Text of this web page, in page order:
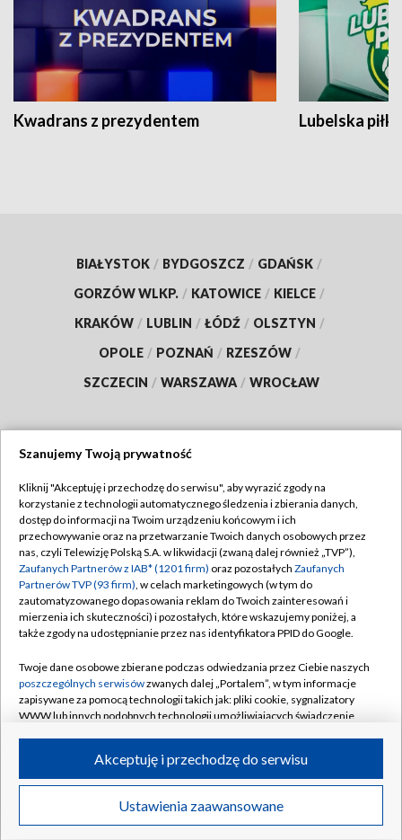
Kwadrans z prezydentem Lubelska piłka
BIAŁYSTOK / BYDGOSZCZ / GDAŃSK /
GORZÓW WLKP. / KATOWICE / KIELCE /
KRAKÓW / LUBLIN / ŁÓDŹ / OLSZTYN /
OPOLE / POZNAŃ / RZESZÓW /
SZCZECIN / WARSZAWA / WROCŁAW
TVP
Abonament TVP
Emisja w TVP
Centrum informacji TVP
Naziemna Telewizja Cyfrowa
Rada Programowa
System NOS
Informacje o nadawcy
Program dla prasy
Ogłoszenie przetargowe
Regulamin TVP
Polityka prywatności
Moje zgody
Pomoc
Kontakt
Kanały
©2026 Telewizja Polska S.A. w likwidacji
Szanujemy Twoją prywatność
Kliknij "Akceptuję i przechodzę do serwisu", aby wyrazić zgody na
korzystanie z technologii automatycznego śledzenia i zbierania danych,
dostęp do informacji na Twoim urządzeniu końcowym i ich
przechowywanie oraz na przetwarzanie Twoich danych osobowych przez
nas, czyli Telewizję Polską S.A. w likwidacji (zwaną dalej również „TVP”),
Zaufanych Partnerów z IAB* (1201 firm) oraz pozostałych Zaufanych
Partnerów TVP (93 firm), w celach marketingowych (w tym do
zautomatyzowanego dopasowania reklam do Twoich zainteresowań i
mierzenia ich skuteczności) i pozostałych, które wskazujemy poniżej, a
także zgody na udostępnianie przez nas identyfikatora PPID do Google.
Twoje dane osobowe zbierane podczas odwiedzania przez Ciebie naszych
poszczególnych serwisówzwanych dalej „Portalem”, w tym informacje
zapisywane za pomocą technologii takich jak: pliki cookie, sygnalizatory
WWW lub innych podobnych technologii umożliwiających świadczenie
ruchu w Internecie.
Twoje dane osobowe zbierane podczas odwiedzania przez Ciebie
poszczególnych serwisówna Portalu, takie jak adresy IP, identyfikatory
Ustawienia zaawansowane
Akceptuję i przechodzę do serwisu